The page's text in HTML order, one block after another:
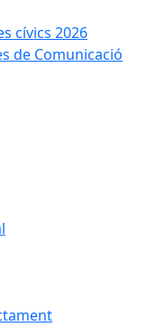
cívics 2026
de Comunicació